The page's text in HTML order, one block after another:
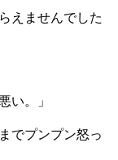
えませんでした
い。」
でプンプン怒っ